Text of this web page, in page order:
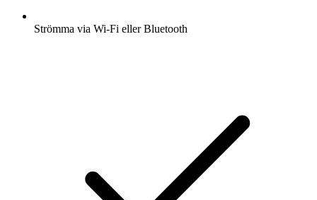
Strömma via Wi-Fi eller Bluetooth